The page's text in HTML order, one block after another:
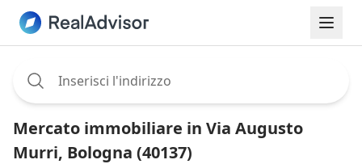
Mercato immobiliare in Via Augusto
Murri, Bologna (40137)